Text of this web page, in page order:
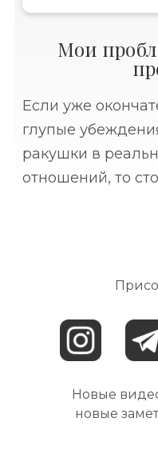
Мои
Если уже
глупые
ракушки в
отношений, то
Новые
новые